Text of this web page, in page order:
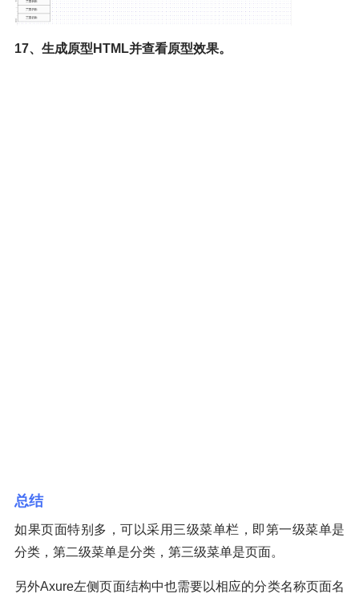
17、生成原型HTML并查看原型效果。
总结
如果页面特别多，可以采用三级菜单栏，即第一级菜单是
分类，第二级菜单是分类，第三级菜单是页面。
另外Axure左侧页面结构中也需要以相应的分类名称页面名